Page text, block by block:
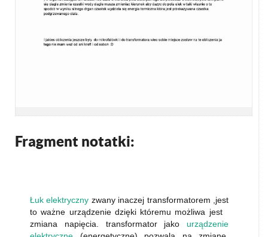
Fragment notatki:
Łuk elektryczny zwany inaczej transformatorem ,jest
to ważne urządzenie dzięki któremu możliwa jest
zmiana napięcia. transformator jako urządzenie